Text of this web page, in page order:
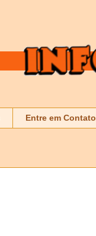
Entre em Contato